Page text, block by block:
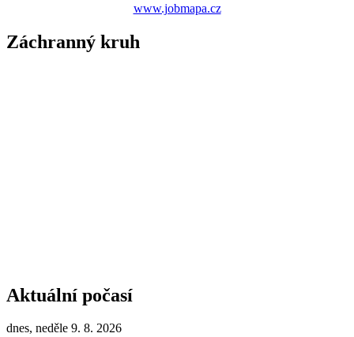
www.jobmapa.cz
Záchranný kruh
Aktuální počasí
dnes, neděle 9. 8. 2026